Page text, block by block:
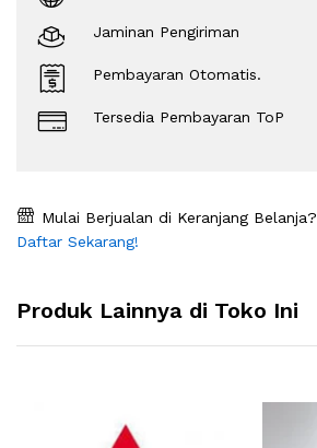
Jaminan Pengiriman
Pembayaran Otomatis.
Tersedia Pembayaran ToP
Mulai Berjualan di Keranjang Belanja?
Daftar Sekarang!
Produk Lainnya di Toko Ini